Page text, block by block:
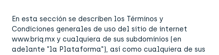
En esta sección se describen los Términos y
Condiciones generales de uso del sitio de internet
www.briq.mx y cualquiera de sus subdominios (en
adelante "la Plataforma"), así como cualquiera de sus